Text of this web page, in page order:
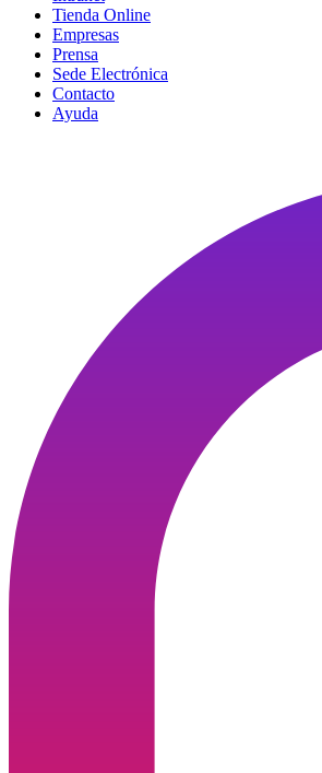
Tienda Online
Empresas
Prensa
Sede Electrónica
Contacto
Ayuda